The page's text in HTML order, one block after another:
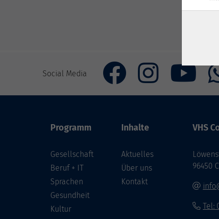
Social Media
Programm
Gesellschaft
Beruf + IT
Sprachen
Gesundheit
Kultur
Inhalte
Aktuelles
Über uns
Kontakt
VHS
96450
Tel: